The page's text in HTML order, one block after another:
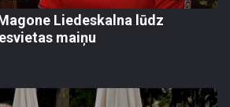
Liedeskalna lūdz
maiņu